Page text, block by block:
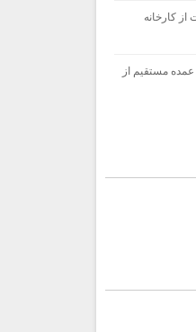
از کارخانه
عمده مستقیم از